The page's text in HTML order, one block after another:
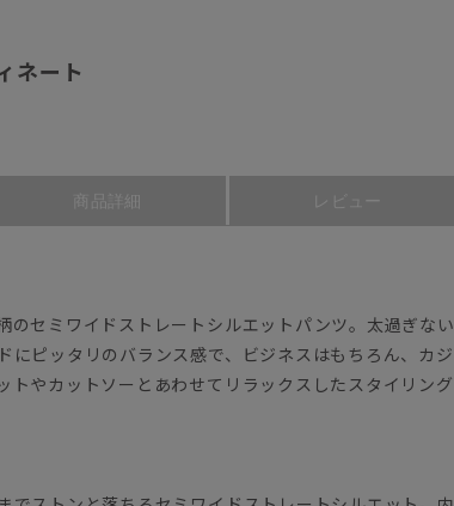
ネート
商品詳細 レビュー
のセミワイドストレートシルエットパンツ。太過ぎない
にピッタリのバランス感で、ビジネスはもちろん、カジ
やカットソーとあわせてリラックスしたスタイリング